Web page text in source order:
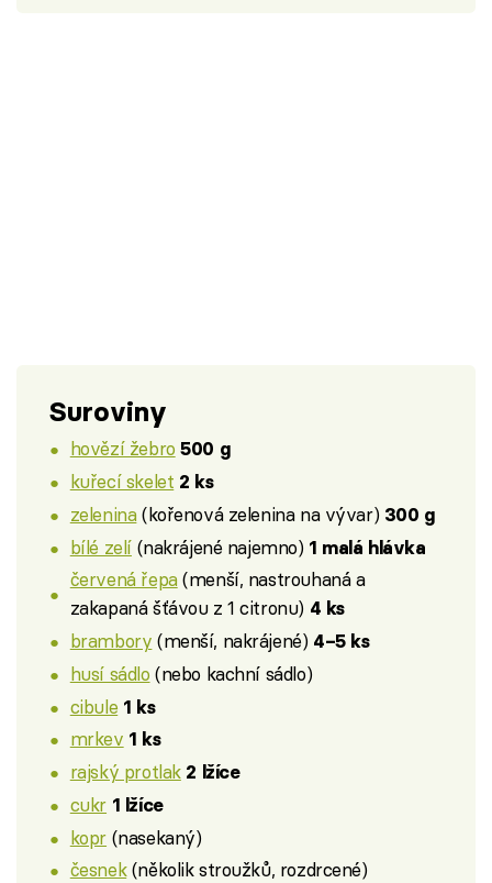
Suroviny
hovězí žebro 500 g
kuřecí skelet 2 ks
zelenina(kořenová zelenina na vývar) 300 g
bílé zelí(nakrájené najemno) 1 malá hlávka
červená řepa(menší, nastrouhaná a
zakapaná šťávou z 1 citronu) 4 ks
brambory (menší, nakrájené) 4–5 ks
husí sádlo (nebo kachní sádlo)
cibule 1 ks
mrkev 1 ks
rajský protlak 2 lžíce
cukr 1 lžíce
kopr (nasekaný)
česnek(několik stroužků, rozdrcené)